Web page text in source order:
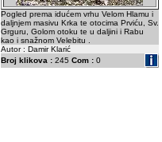
Pogled prema idućem vrhu Velom Hlamu i
daljnjem masivu Krka te otocima Prviću, Sv.
Grguru, Golom otoku te u daljini i Rabu
kao i snažnom Velebitu .
Autor : Damir Klarić
Broj klikova :245 Com :0